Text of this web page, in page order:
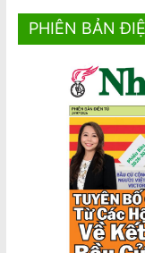
PHIÊN BẢN